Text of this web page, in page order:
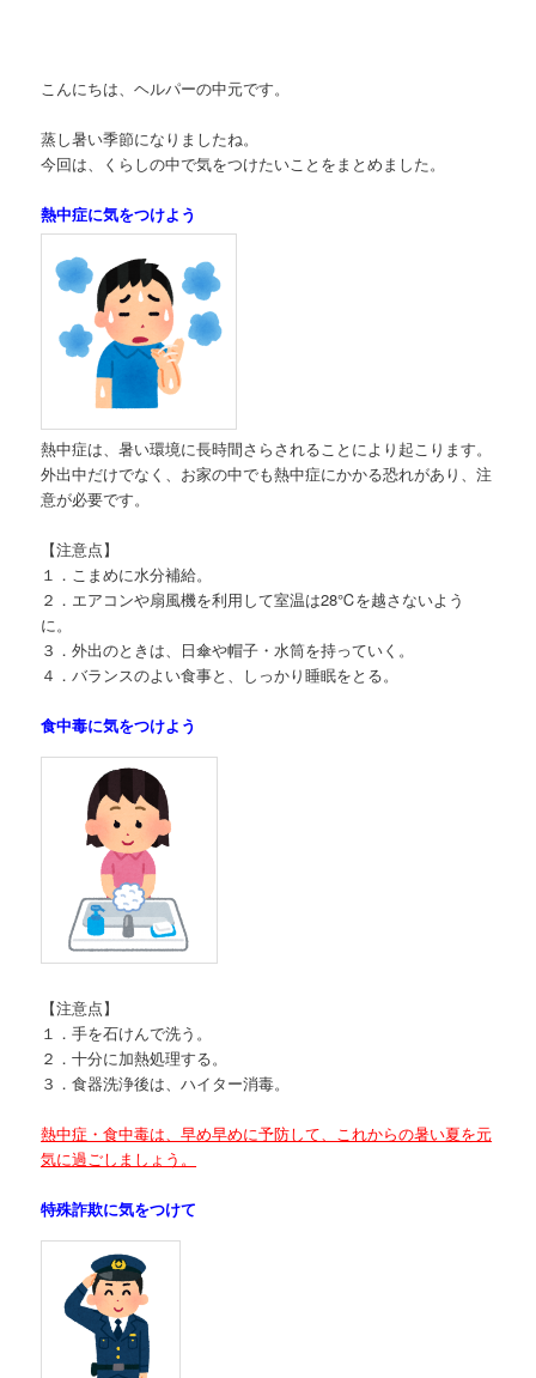
こんにちは、ヘルパーの中元です。
蒸し暑い季節になりましたね。
今回は、くらしの中で気をつけたいことをまとめました。
熱中症に気をつけよう
熱中症は、暑い環境に長時間さらされることにより起こります。
外出中だけでなく、お家の中でも熱中症にかかる恐れがあり、注
意が必要です。
【注意点】
１．こまめに水分補給。
２．エアコンや扇風機を利用して室温は28℃を越さないよう
に。
３．外出のときは、日傘や帽子・水筒を持っていく。
４．バランスのよい食事と、しっかり睡眠をとる。
食中毒に気をつけよう
【注意点】
１．手を石けんで洗う。
２．十分に加熱処理する。
３．食器洗浄後は、ハイター消毒。
熱中症・食中毒は、早め早めに予防して、 これからの暑い夏を元
気に過ごしましょう。
特殊詐欺に気をつけて